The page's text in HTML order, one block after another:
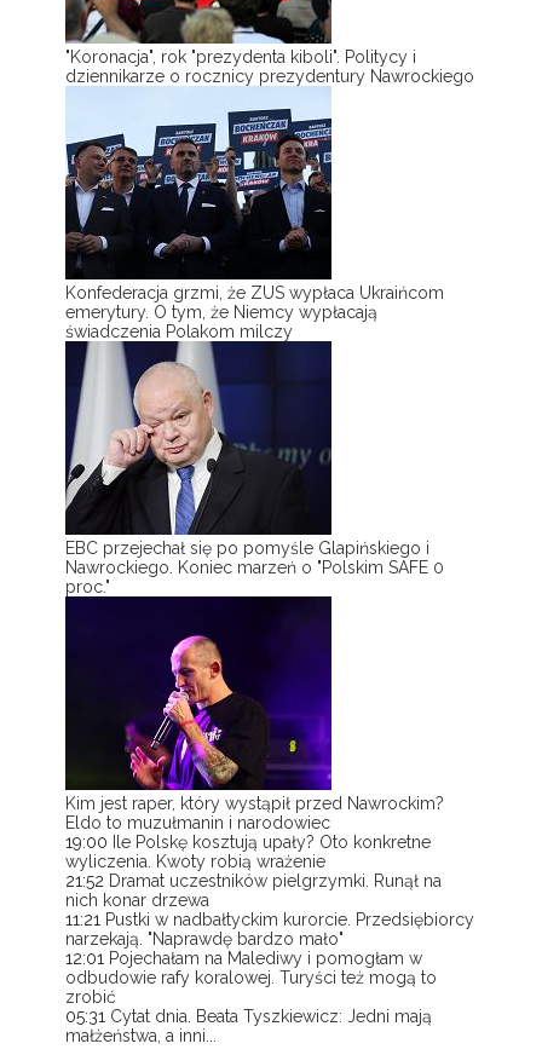
"Koronacja", rok "prezydenta kiboli". Politycy i
dziennikarze o rocznicy prezydentury Nawrockiego
Konfederacja grzmi, że ZUS wypłaca Ukraińcom
emerytury. O tym, że Niemcy wypłacają
świadczenia Polakom milczy
EBC przejechał się po pomyśle Glapińskiego i
Nawrockiego. Koniec marzeń o "Polskim SAFE 0
proc."
Kim jest raper, który wystąpił przed Nawrockim?
Eldo to muzułmanin i narodowiec
19:00
Ile Polskę kosztują upały? Oto konkretne
wyliczenia. Kwoty robią wrażenie
21:52 Dramat uczestników pielgrzymki. Runął na
nich konar drzewa
11:21 Pustki w nadbałtyckim kurorcie. Przedsiębiorcy
narzekają. "Naprawdę bardzo mało"
12:01 Pojechałam na Malediwy i pomogłam w
odbudowie rafy koralowej. Turyści też mogą to
zrobić
05:31 Cytat dnia. Beata Tyszkiewicz: Jedni mają
małżeństwa, a inni...